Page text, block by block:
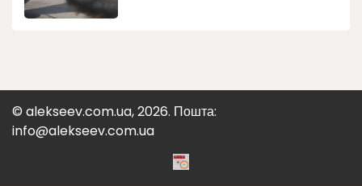
© alekseev.com.ua, 2026. Пошта:
info@alekseev.com.ua